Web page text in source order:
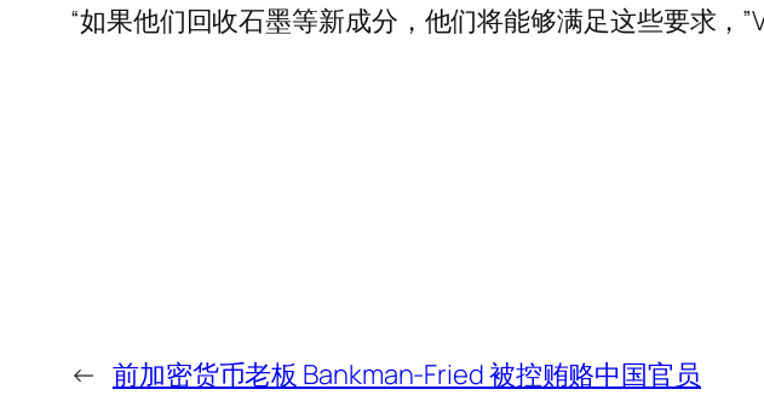
“如果他们回收石墨等新成分，他们将能够满足这些要求，
← 前加密货币老板 Bankman-Fried 被控贿赂中国官员